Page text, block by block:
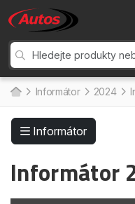
Informátor 2024
Informátor
Informátor